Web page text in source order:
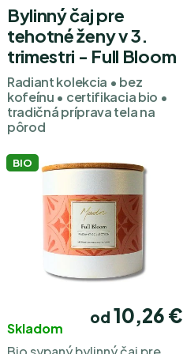
Bylinný čaj pre
tehotné ženy v 3.
trimestri - Full Bloom
Radiant kolekcia • bez
kofeínu • certifikacia bio •
tradičná príprava tela na
pôrod
BIO
Skladom
od 10,26 €